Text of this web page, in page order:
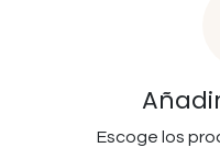
Escoge los